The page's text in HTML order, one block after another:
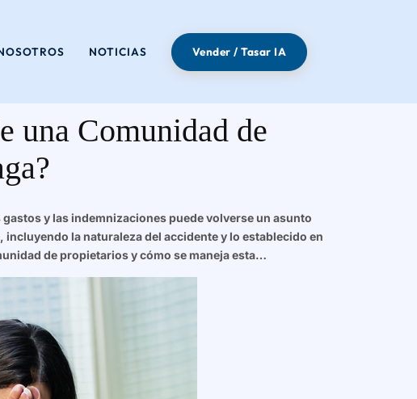
NOTICIAS Vender / Tasar IA
una Comunidad de
y las indemnizaciones puede volverse un asunto
la naturaleza del accidente y lo establecido en
de propietarios y cómo se maneja esta…